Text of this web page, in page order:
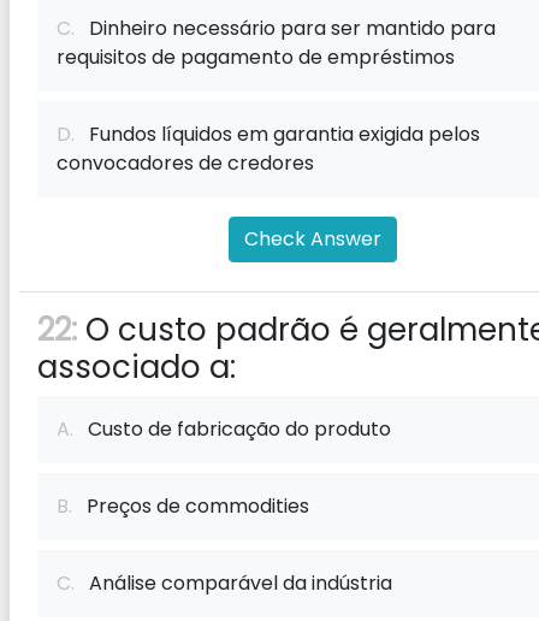
C. Dinheiro necessário para ser mantido para
requisitos de pagamento de empréstimos
D. Fundos líquidos em garantia exigida pelos
convocadores de credores
Check Answer
22: O custo padrão é
associado a:
A. Custo de fabricação do produto
B. Preços de commodities
C. Análise comparável da indústria